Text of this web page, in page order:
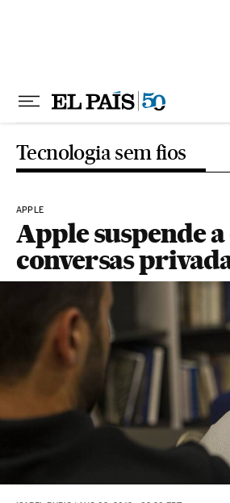
Tecnologia sem fios
APPLE
Apple suspende a
conversas